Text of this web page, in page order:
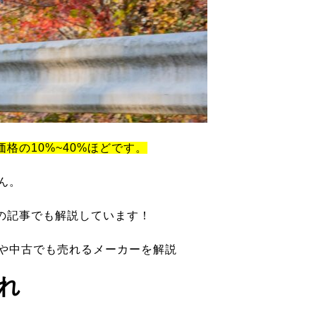
格の10%~40%ほどです。
。
事でも解説しています！
中古でも売れるメーカーを解説